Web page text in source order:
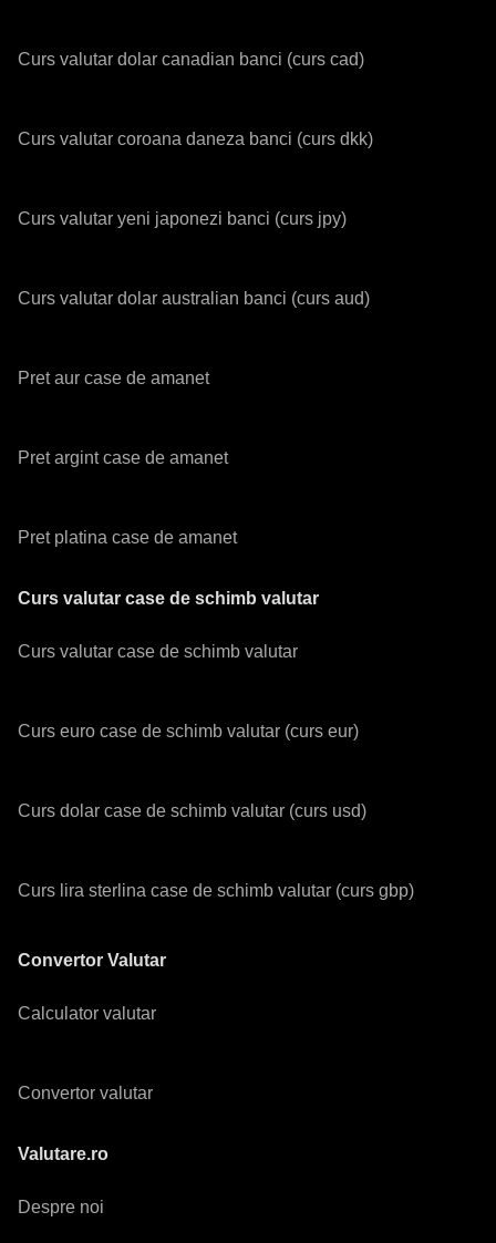
Curs valutar dolar canadian banci (curs cad)
Curs valutar coroana daneza banci (curs dkk)
Curs valutar yeni japonezi banci (curs jpy)
Curs valutar dolar australian banci (curs aud)
Pret aur case de amanet
Pret argint case de amanet
Pret platina case de amanet
Curs valutar case de schimb valutar
Curs valutar case de schimb valutar
Curs euro case de schimb valutar (curs eur)
Curs dolar case de schimb valutar (curs usd)
Curs lira sterlina case de schimb valutar (curs gbp)
Convertor Valutar
Calculator valutar
Convertor valutar
Valutare.ro
Despre noi